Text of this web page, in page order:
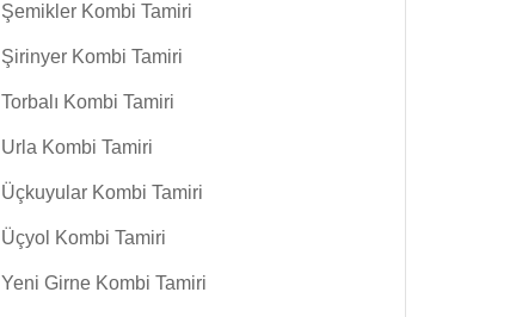
Şemikler Kombi Tamiri
Şirinyer Kombi Tamiri
Torbalı Kombi Tamiri
Urla Kombi Tamiri
Üçkuyular Kombi Tamiri
Üçyol Kombi Tamiri
Yeni Girne Kombi Tamiri